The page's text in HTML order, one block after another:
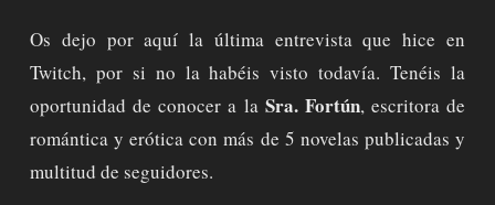
Os dejo por aquí la última entrevista que hice en
Twitch, por si no la habéis visto todavía. Tenéis la
oportunidad de conocer a la Sra. Fortún, escritora de
romántica y erótica con más de 5 novelas publicadas y
multitud de seguidores.